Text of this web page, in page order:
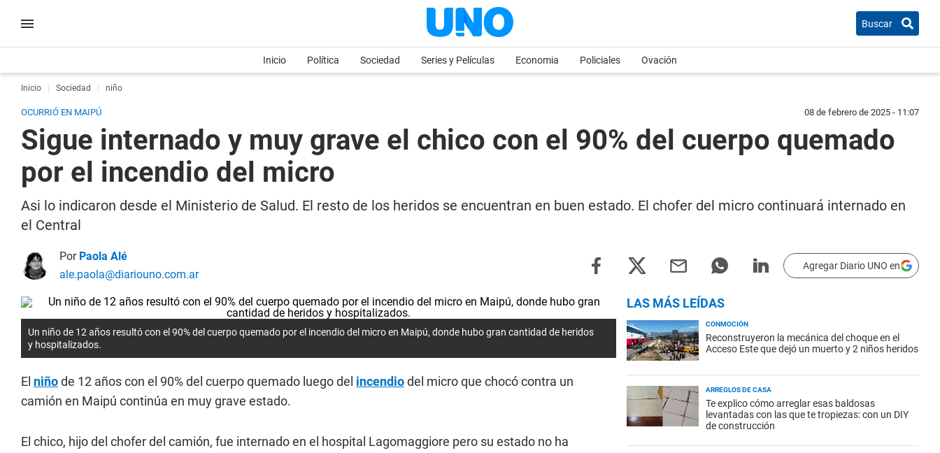
Buscar
Inicio Política Sociedad Series y Películas Economia Policiales Ovación
Inicio Sociedad niño
OCURRIÓ EN MAIPÚ 08 de febrero de 2025 - 11:07
Sigue internado y muy grave el chico con el 90% del cuerpo quemado
por el incendio del micro
Asi lo indicaron desde el Ministerio de Salud. El resto de los heridos se encuentran en buen estado. El chofer del micro continuará internado en
el Central
Por Paola Alé
ale.paola@diariouno.com.ar
Agregar Diario UNO en
Un niño de 12 años resultó con el 90% del cuerpo quemado por el incendio del micro en Maipú, donde hubo gran cantidad de heridos
y hospitalizados.
El niñode 12 años con el 90% del cuerpo quemado luego del incendiodel micro que chocó contra un
camión en Maipú continúa en muy grave estado.
El chico, hijo del chofer del camión, fue internado en el hospital Lagomaggiore pero su estado no ha
LAS MÁS LEÍDAS
CONMOCIÓN
Reconstruyeron la mecánica del choque en el
Acceso Este que dejó un muerto y 2 niños heridos
ARREGLOS DE CASA
Te explico cómo arreglar esas baldosas
levantadas con las que te tropiezas: con un DIY
de construcción